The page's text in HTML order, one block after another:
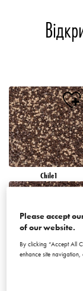
Chile1
Please accept
of our website.
By clicking “Accept All
enhance site